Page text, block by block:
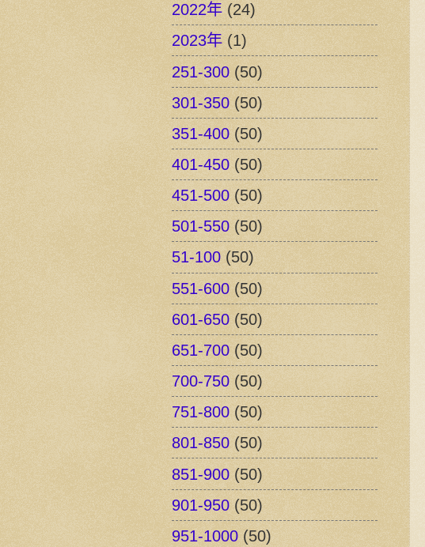
2022年 (24)
2023年 (1)
251-300 (50)
301-350 (50)
351-400 (50)
401-450 (50)
451-500 (50)
501-550 (50)
51-100 (50)
551-600 (50)
601-650 (50)
651-700 (50)
700-750 (50)
751-800 (50)
801-850 (50)
851-900 (50)
901-950 (50)
951-1000 (50)